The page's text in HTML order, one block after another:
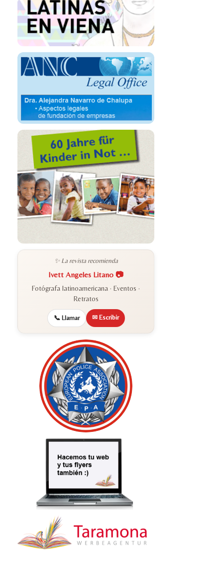
✨ La revista recomienda
Ivett Angeles Litano 📷
Fotógrafa latinoamericana · Eventos ·
Retratos
📞 Llamar ✉ Escribir